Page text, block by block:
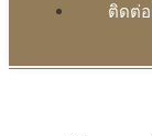
ติดต่อ